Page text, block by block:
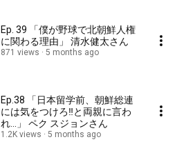
Ep. 39 「僕が野球で北朝鮮人権
に関わる理由」 清水健太さん
871 views 5 months ago
Ep.38 「日本留学前、朝鮮総連
には気をつけろ‼︎と両親に言わ
れ...」 ペク スジョンさん
1.2K views 5 months ago